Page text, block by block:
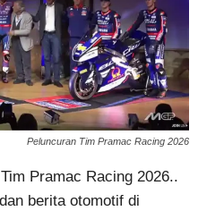
Peluncuran Tim Pramac Racing 2026
Pramac Racing 2026..
berita otomotif di